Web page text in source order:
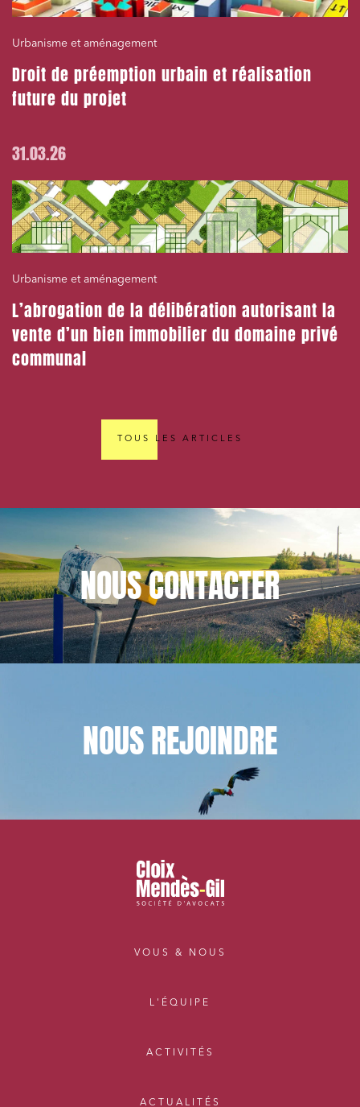
Urbanisme et aménagement
Droit de préemption urbain et réalisation
future du projet
31.03.26
Urbanisme et aménagement
L’abrogation de la délibération autorisant la
vente d’un bien immobilier du domaine privé
communal
TOUS LES ARTICLES
NOUSCONTACTER
NOUSREJOINDRE
VOUS & NOUS
L'ÉQUIPE
ACTIVITÉS
ACTUALITÉS